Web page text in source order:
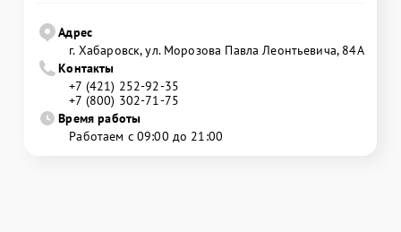
Адрес
г. Хабаровск, ул. Морозова Павла Леонтьевича, 84А
Контакты
+7 (421) 252-92-35
+7 (800) 302-71-75
Время работы
Работаем с 09:00 до 21:00